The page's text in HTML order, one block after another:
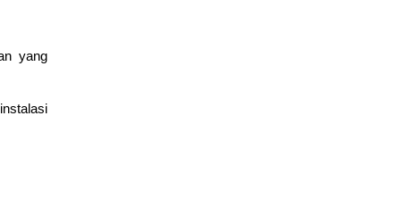
yang